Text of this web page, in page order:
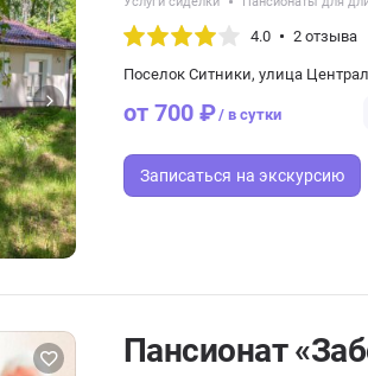
4.0 2 отзыва
Поселок Ситники, улица
от 700 ₽/ в сутки
Записаться на экскурсию
Пансионат